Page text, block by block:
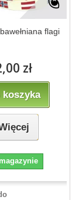
flagi
zł
koszyka